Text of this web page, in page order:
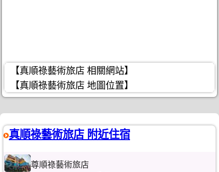
【真順祿藝術旅店 相關網站】
【真順祿藝術旅店 地圖位置】
真順祿藝術旅店 附近住宿
尊順祿藝術旅店